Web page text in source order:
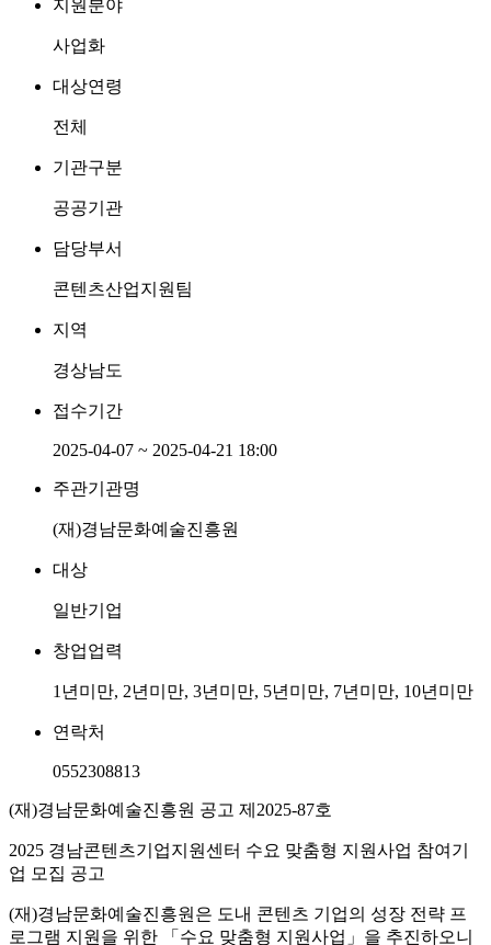
지원분야
사업화
대상연령
전체
기관구분
공공기관
담당부서
콘텐츠산업지원팀
지역
경상남도
접수기간
2025-04-07 ~ 2025-04-21 18:00
주관기관명
(재)경남문화예술진흥원
대상
일반기업
창업업력
1년미만, 2년미만, 3년미만, 5년미만, 7년미만, 10년미만
연락처
0552308813
(재)경남문화예술진흥원 공고 제2025-87호
2025 경남콘텐츠기업지원센터 수요 맞춤형 지원사업 참여기
업 모집 공고
(재)경남문화예술진흥원은 도내 콘텐츠 기업의 성장 전략 프
로그램 지원을 위한 「수요 맞춤형 지원사업」을 추진하오니